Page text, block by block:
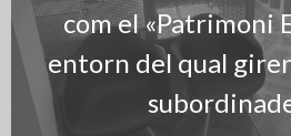
com el «Patrimoni
entorn del qual